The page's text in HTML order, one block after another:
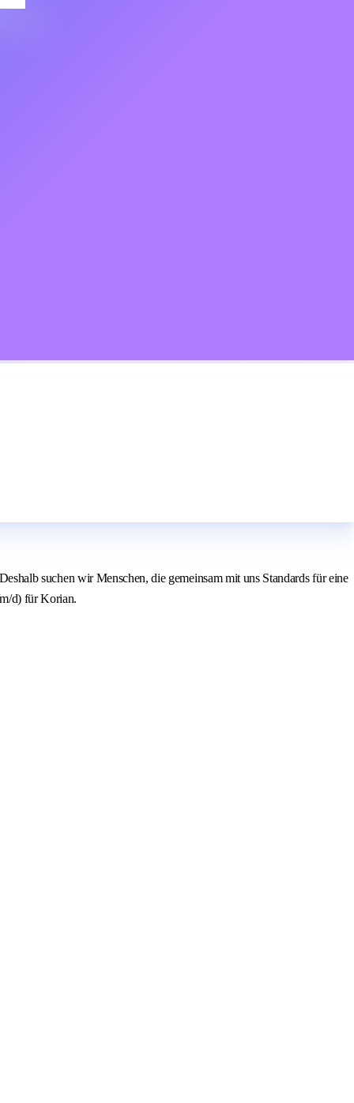
suchen wir Menschen, die gemeinsam mit uns Standards für eine
d) für Korian.